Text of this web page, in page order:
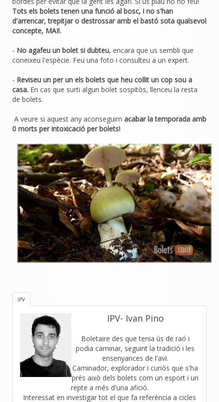
Tots els bolets tenen una funció al bosc, i no s'han
d'arrencar, trepitjar o destrossar amb el bastó sota qualsevol
concepte, MAI!.
- No agafeu un bolet si dubteu, encara que us sembli que
coneixeu l'espècie. Feu una foto i consulteu a un expert.
- Reviseu un per un els bolets que heu collit un cop sou a
casa. En cas que surti algun bolet sospitòs, llenceu la resta
de bolets.
A veure si aquest any aconseguim acabar la temporada amb
0 morts per intoxicació per bolets!
IPV
IPV- Ivan Pino
Boletaire des que tenia ús de raó i
podia caminar, seguint la tradició i les
ensenyances de l'avi.
Caminador, explorador i curiòs que s'ha
prés això dels bolets com un esport i un
repte a més d'una afició.
Interessat en investigar tot el que fa referència a cicles